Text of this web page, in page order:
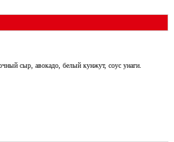
сыр, авокадо, белый кунжут, соус унаги.